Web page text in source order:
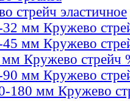
стрейч эластичное
32 мм Кружево
45 мм Кружево
Кружево стрейч
90 мм Кружево
180 мм Кружево